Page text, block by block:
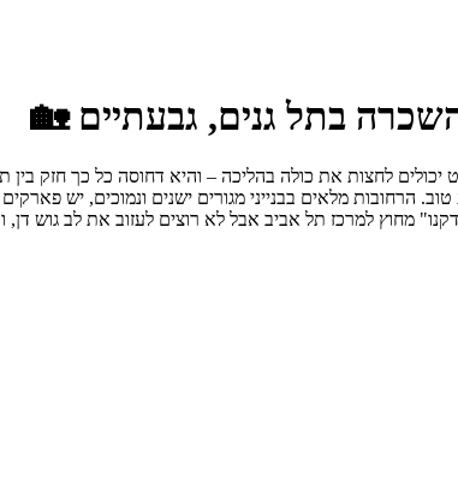
לחצות את כולה בהליכה – והיא דחוסה כל כך חזק בין
הרחובות מלאים בבנייני מגורים ישנים ונמוכים, יש
מחוץ למרכז תל אביב אבל לא רוצים לעזוב את לב גוש